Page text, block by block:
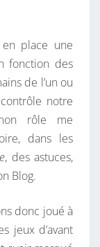
place une
fonction des
de l’un ou
notre
rôle me
dans les
, des astuces,
Blog.
donc joué à
jeux d’avant